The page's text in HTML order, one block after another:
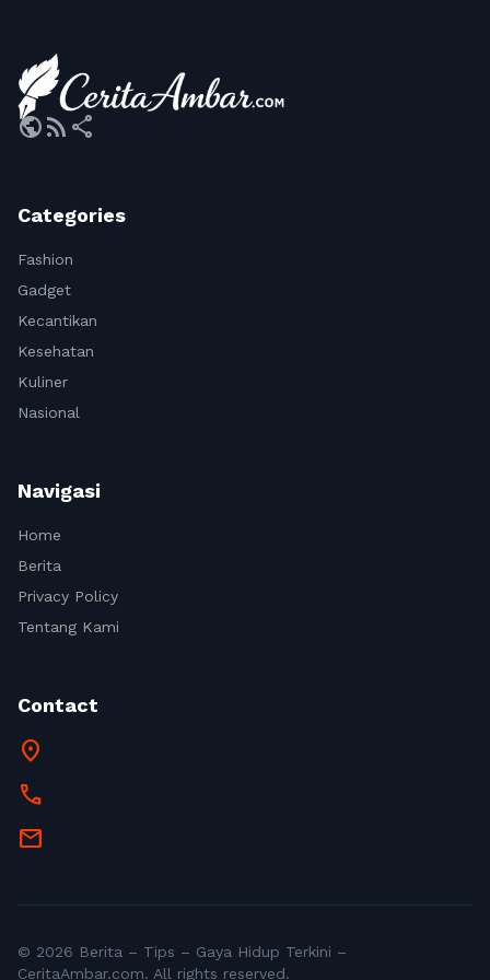
publicrss_feed share
Categories
Fashion
Gadget
Kecantikan
Kesehatan
Kuliner
Nasional
Navigasi
Home
Berita
Privacy Policy
Tentang Kami
Contact
location_on
call
mail
© 2026 Berita – Tips – Gaya Hidup Terkini –
CeritaAmbar.com. All rights reserved.